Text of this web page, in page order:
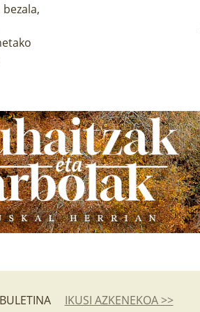
IKUSI AZKENEKOA >>